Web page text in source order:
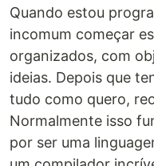
Quando estou
incomum começar
organizados, com
ideias. Depois que
tudo como quero,
Normalmente isso
por ser uma